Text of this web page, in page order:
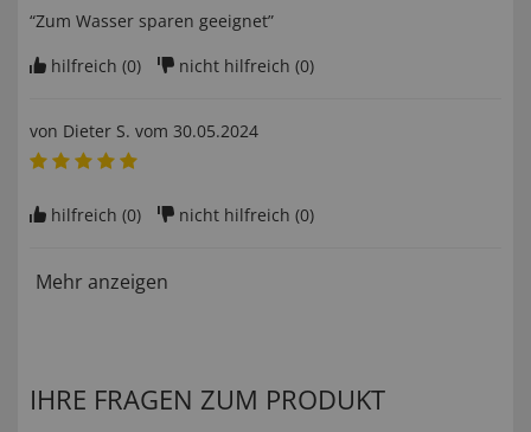
“Zum Wasser sparen geeignet”
hilfreich (0) nicht hilfreich (0)
von Dieter S. vom 30.05.2024
hilfreich (0) nicht hilfreich (0)
Mehr anzeigen
IHRE FRAGEN ZUM PRODUKT